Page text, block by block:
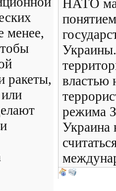
менее,
ракеты,
НАТО
властью
режима
Украина